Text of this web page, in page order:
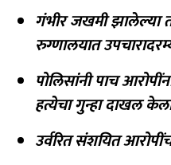
गंभीर जखमी झालेल्या
रुग्णालयात
पोलिसांनी पाच
हत्येचा गुन्हा दाखल
उर्वरित संशयित